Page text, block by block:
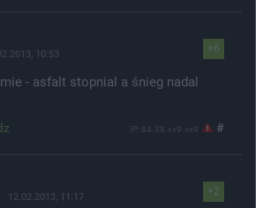
+6
10:53
- asfalt stopnial a śnieg nadal
IP: 84.38.xx9.xx9 #
+2
12.02.2013, 11:17